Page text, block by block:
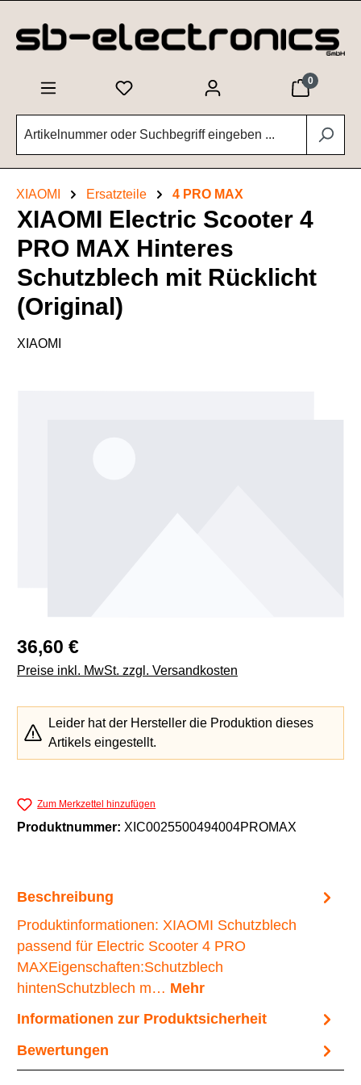
0
XIAOMI Ersatzteile 4 PRO MAX
XIAOMI Electric Scooter 4
PRO MAX Hinteres
Schutzblech mit Rücklicht
(Original)
XIAOMI
Regulärer Preis:
36,60 €
Preise inkl. MwSt. zzgl. Versandkosten
Leider hat der Hersteller die Produktion dieses
Artikels eingestellt.
Zum Merkzettel hinzufügen
Produktnummer: XIC0025500494004PROMAX
Beschreibung
Produktinformationen: XIAOMI Schutzblech
passend für Electric Scooter 4 PRO
MAXEigenschaften:Schutzblech
hintenSchutzblech m… Mehr
Informationen zur Produktsicherheit
Bewertungen